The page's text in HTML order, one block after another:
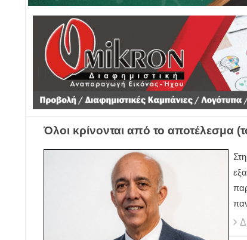
Όλοι κρίνονται από το αποτέλεσμα